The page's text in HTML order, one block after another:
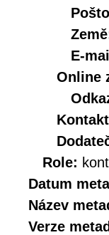
E-
Online
Role:
Datum
Název
Verze